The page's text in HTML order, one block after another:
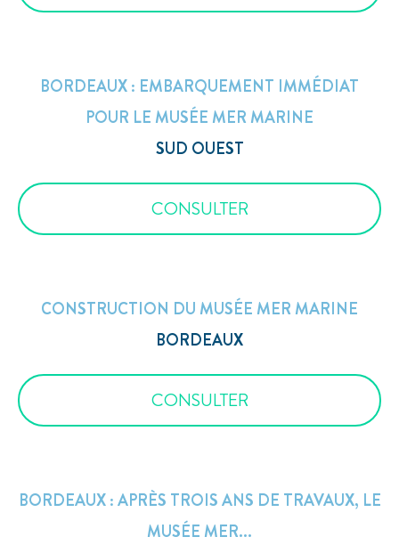
BORDEAUX : EMBARQUEMENT IMMÉDIAT
POUR LE MUSÉE MER MARINE
SUD OUEST
CONSULTER
CONSTRUCTION DU MUSÉE MER MARINE
BORDEAUX
CONSULTER
BORDEAUX : APRÈS TROIS ANS DE TRAVAUX, LE
MUSÉE MER...